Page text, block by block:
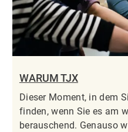
WARUM TJX
Dieser Moment, in dem
finden, wenn Sie es am
berauschend. Genauso